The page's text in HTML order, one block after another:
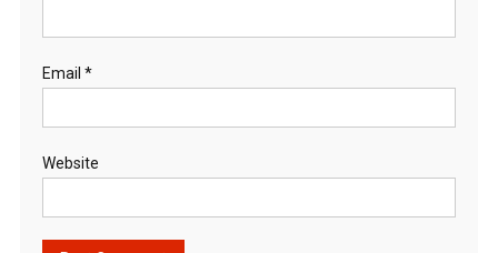
Email *
Website